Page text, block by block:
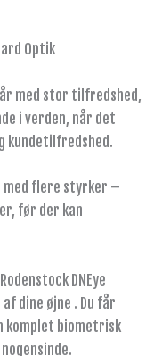
med stor tilfredshed,
i verden, når det
kundetilfredshed.
med flere styrker –
før der kan
DNEye
dine øjne . Du får
komplet biometrisk